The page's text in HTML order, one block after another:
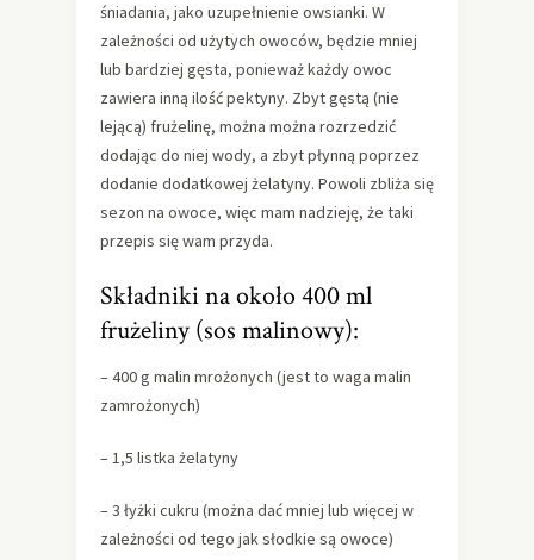
śniadania, jako uzupełnienie owsianki. W
zależności od użytych owoców, będzie mniej
lub bardziej gęsta, ponieważ każdy owoc
zawiera inną ilość pektyny. Zbyt gęstą (nie
lejącą) frużelinę, można można rozrzedzić
dodając do niej wody, a zbyt płynną poprzez
dodanie dodatkowej żelatyny. Powoli zbliża się
sezon na owoce, więc mam nadzieję, że taki
przepis się wam przyda.
Składniki na około 400 ml
frużeliny (sos malinowy):
– 400 g malin mrożonych (jest to waga malin
zamrożonych)
– 1,5 listka żelatyny
– 3 łyżki cukru (można dać mniej lub więcej w
zależności od tego jak słodkie są owoce)